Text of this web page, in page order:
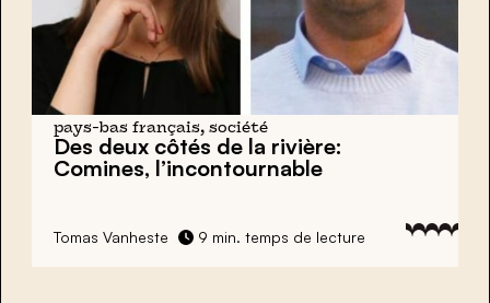
pays-bas français, société
Des deux côtés de la rivière:
Comines, l’incontournable
Tomas Vanheste 9 min. temps de lecture